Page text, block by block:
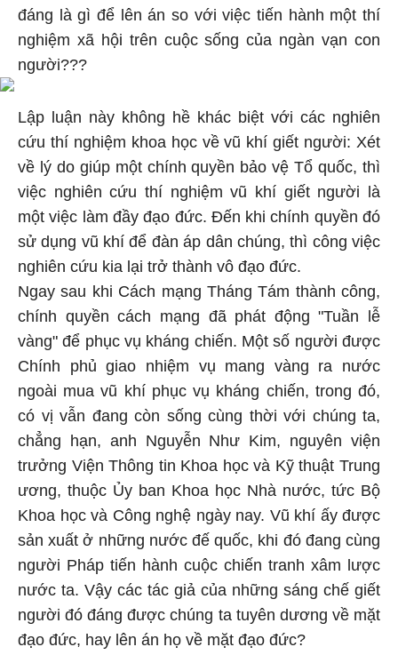
đáng là gì để lên án so với việc tiến hành một thí
nghiệm xã hội trên cuộc sống của ngàn vạn con
người???
Lập luận này không hề khác biệt với các nghiên
cứu thí nghiệm khoa học về vũ khí giết người: Xét
về lý do giúp một chính quyền bảo vệ Tổ quốc, thì
việc nghiên cứu thí nghiệm vũ khí giết người là
một việc làm đầy đạo đức. Đến khi chính quyền đó
sử dụng vũ khí để đàn áp dân chúng, thì công việc
nghiên cứu kia lại trở thành vô đạo đức.
Ngay sau khi Cách mạng Tháng Tám thành công,
chính quyền cách mạng đã phát động "Tuần lễ
vàng" để phục vụ kháng chiến. Một số người được
Chính phủ giao nhiệm vụ mang vàng ra nước
ngoài mua vũ khí phục vụ kháng chiến, trong đó,
có vị vẫn đang còn sống cùng thời với chúng ta,
chẳng hạn, anh Nguyễn Như Kim, nguyên viện
trưởng Viện Thông tin Khoa học và Kỹ thuật Trung
ương, thuộc Ủy ban Khoa học Nhà nước, tức Bộ
Khoa học và Công nghệ ngày nay. Vũ khí ấy được
sản xuất ở những nước đế quốc, khi đó đang cùng
người Pháp tiến hành cuộc chiến tranh xâm lược
nước ta. Vậy các tác giả của những sáng chế giết
người đó đáng được chúng ta tuyên dương về mặt
đạo đức, hay lên án họ về mặt đạo đức?